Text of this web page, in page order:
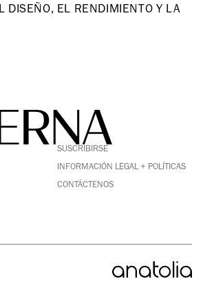
DISEÑO, EL RENDIMIENTO Y LA
SUSCRIBIRSE
INFORMACIÓN LEGAL + POLÍTICAS
CONTÁCTENOS